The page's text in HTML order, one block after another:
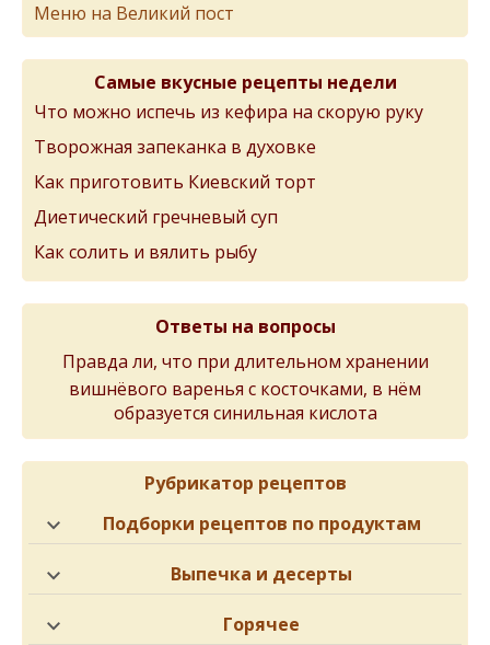
Меню на Великий пост
Самые вкусные рецепты недели
Что можно испечь из кефира на скорую руку
Творожная запеканка в духовке
Как приготовить Киевский торт
Диетический гречневый суп
Как солить и вялить рыбу
Ответы на вопросы
Правда ли, что при длительном хранении
вишнёвого варенья с косточками, в нём
образуется синильная кислота
Рубрикатор рецептов
Подборки рецептов по продуктам
Выпечка и десерты
Горячее